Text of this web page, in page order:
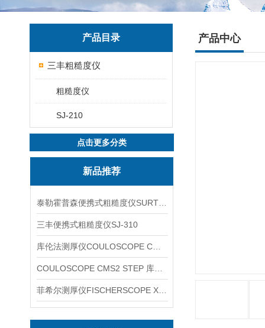
产品目录
三丰粗糙度仪
粗糙度仪
SJ-210
点击更多分类
新品推荐
三丰便携式粗糙度仪SJ-310
产品中心